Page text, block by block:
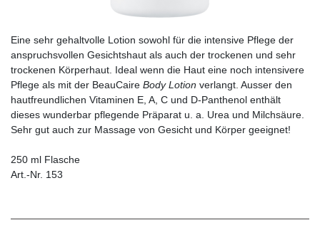
Eine sehr gehaltvolle Lotion sowohl für die intensive Pflege der
anspruchsvollen Gesichtshaut als auch der trockenen und sehr
trockenen Körperhaut. Ideal wenn die Haut eine noch intensivere
Pflege als mit der BeauCaire Body Lotion verlangt. Ausser den
hautfreundlichen Vitaminen E, A, C und D-Panthenol enthält
dieses wunderbar pflegende Präparat u. a. Urea und Milchsäure.
Sehr gut auch zur Massage von Gesicht und Körper geeignet!
250 ml Flasche
Art.-Nr. 153